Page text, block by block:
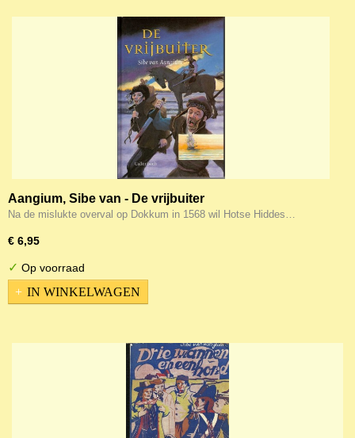
Aangium, Sibe van - De vrijbuiter
Na de mislukte overval op Dokkum in 1568 wil Hotse Hiddes…
€ 6,95
✓ Op voorraad
IN WINKELWAGEN